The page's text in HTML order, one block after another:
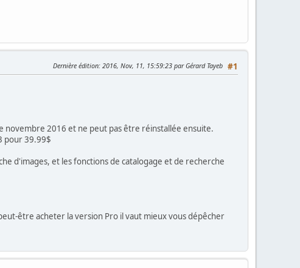
#1
Dernière édition: 2016, Nov, 11, 15:59:23 par Gérard Tayeb
2016 et ne peut pas être réinstallée ensuite.
pour 39.99$
d'images, et les fonctions de catalogage et de recherche
être acheter la version Pro il vaut mieux vous dépêcher